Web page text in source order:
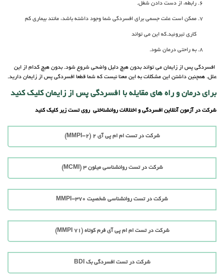
رابطه، از دست دادن شغل.
ممکن است علت جسمی برای افسردگی شما وجود داشته باشد، مانند بیماری کم
کاری تیروئید.که این می تواند
به راحتی درمان شود.
افسردگی پس از زایمان می تواند بدون هیچ دلیل واضحی شروع شود. بدون هیچ کدام از این
علل. همچنین داشتن این مشکلات به این معنا نیست که شما قطعا افسردگی پس از زایمان دارید.
برای درمان و راه های مقایله با افسردگی پس از زایمان کلیک کنید
شرکت در آزمون آنللاین افسردگی و اختلالات روانشناختی روی تست زیر کلیک کنید
شرکت در تست ام ام پی آی 2 (MMPI-2)
شرکت در تست روانشناسی میلون 3 (MCMI)
شرکت در تست روانشناسی شخصیت MMPI-370
شرکت در تست ام ام پی آی فرم کوتاه (71 MMPI)
شرکت در تست افسردگی بک BDI